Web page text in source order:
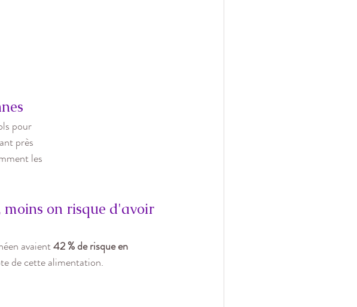
pour
près
les
moins on risque d'avoir
avaient 42 % de risque en
de cette alimentation.